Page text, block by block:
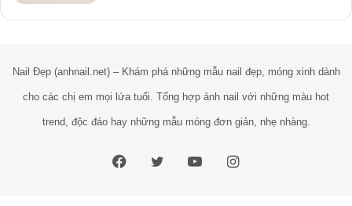
Nail Đẹp (anhnail.net) – Khám phá những mẫu nail đẹp, móng xinh dành
cho các chị em mọi lứa tuổi. Tổng hợp ảnh nail với những màu hot
trend, độc đáo hay những mẫu móng đơn giản, nhẹ nhàng.
FacebookTwitterYouTubeInstagram